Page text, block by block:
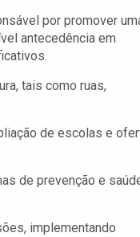
por promover
antecedência em
tais como ruas,
de escolas e
de prevenção e
implementando